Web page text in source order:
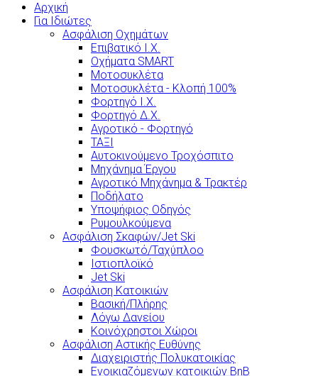
Αρχική
Για Ιδιώτες
Ασφάλιση Οχημάτων
Επιβατικό Ι.Χ.
Οχήματα SMART
Μοτοσυκλέτα
Μοτοσυκλέτα - Κλοπή 100%
Φορτηγό Ι.Χ.
Φορτηγό Δ.Χ.
Αγροτικό - Φορτηγό
ΤΑΞΙ
Αυτοκινούμενο Τροχόσπιτο
Μηχάνημα Έργου
Αγροτικό Μηχάνημα & Τρακτέρ
Ποδήλατο
Υποψήφιος Οδηγός
Ρυμουλκούμενα
Ασφάλιση Σκαφών/Jet Ski
Φουσκωτό/Ταχύπλοο
Ιστιοπλοϊκό
Jet Ski
Ασφάλιση Κατοικιών
Βασική/Πλήρης
Λόγω Δανείου
Κοινόχρηστοι Χώροι
Ασφάλιση Αστικής Ευθύνης
Διαχειριστής Πολυκατοικίας
Ενοικιαζόμενων κατοικιών BnB